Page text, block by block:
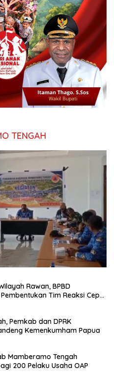
TENGAH
Rawan, BPBD
Tim Reaksi Cepat
Pemkab dan DPRK
Kemenkumham Papua
Mamberamo Tengah
200 Pelaku Usaha OAP